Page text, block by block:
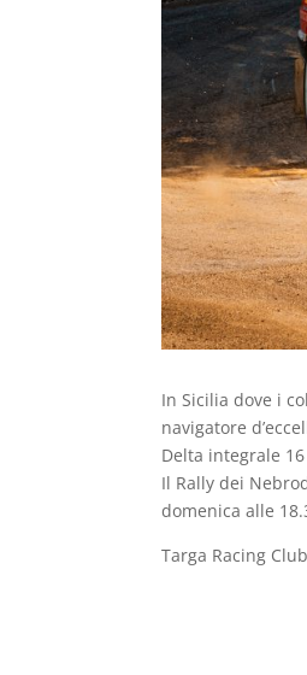
In Sicilia dove i
navigatore
Delta integrale
Il Rally dei
domenica alle
Targa Racing Club